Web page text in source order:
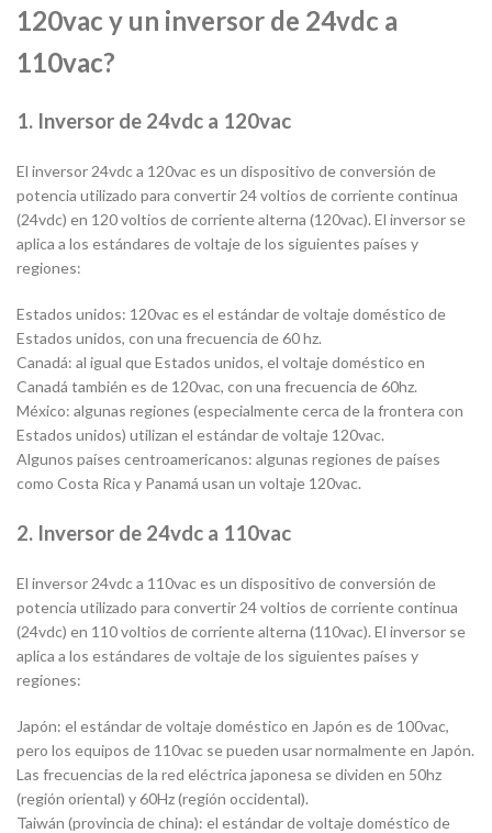
120vac y un inversor de 24vdc a
110vac?
1. Inversor de 24vdc a 120vac
El inversor 24vdc a 120vac es un dispositivo de conversión de
potencia utilizado para convertir 24 voltios de corriente continua
(24vdc) en 120 voltios de corriente alterna (120vac). El inversor se
aplica a los estándares de voltaje de los siguientes países y
regiones:
Estados unidos: 120vac es el estándar de voltaje doméstico de
Estados unidos, con una frecuencia de 60 hz.
Canadá: al igual que Estados unidos, el voltaje doméstico en
Canadá también es de 120vac, con una frecuencia de 60hz.
México: algunas regiones (especialmente cerca de la frontera con
Estados unidos) utilizan el estándar de voltaje 120vac.
Algunos países centroamericanos: algunas regiones de países
como Costa Rica y Panamá usan un voltaje 120vac.
2. Inversor de 24vdc a 110vac
El inversor 24vdc a 110vac es un dispositivo de conversión de
potencia utilizado para convertir 24 voltios de corriente continua
(24vdc) en 110 voltios de corriente alterna (110vac). El inversor se
aplica a los estándares de voltaje de los siguientes países y
regiones:
Japón: el estándar de voltaje doméstico en Japón es de 100vac,
pero los equipos de 110vac se pueden usar normalmente en Japón.
Las frecuencias de la red eléctrica japonesa se dividen en 50hz
(región oriental) y 60Hz (región occidental).
Taiwán (provincia de china): el estándar de voltaje doméstico de